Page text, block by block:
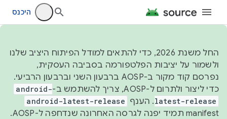
היכנס
החל משנת 2026, כדי להתאים למודל הפיתוח היציב שלנו
ולשמור על יציבות הפלטפורמה בסביבה העסקית,
נפרסם קוד מקור ב-AOSP ברבעון השני וברבעון הרביעי.
כדי ליצור ולתרום ל-AOSP, צריך להשתמש ב-
android-
latest-release. הענף android-latest-release
manifest תמיד יפנה לגרסה האחרונה שנדחפה ל-AOSP.